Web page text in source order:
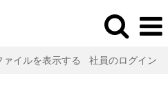
ァイルを表示する 社員のログイン